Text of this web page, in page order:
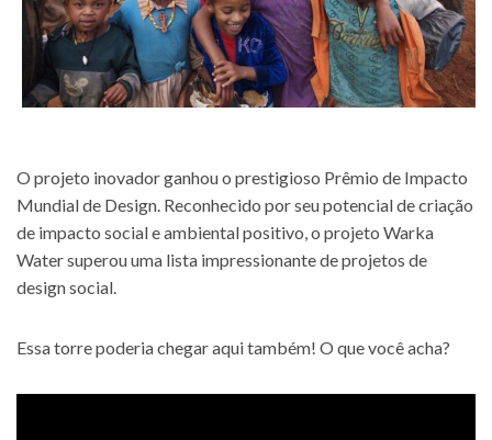
O projeto inovador ganhou o prestigioso Prêmio de Impacto
Mundial de Design. Reconhecido por seu potencial de criação
de impacto social e ambiental positivo, o projeto Warka
Water superou uma lista impressionante de projetos de
design social.
Essa torre poderia chegar aqui também! O que você acha?